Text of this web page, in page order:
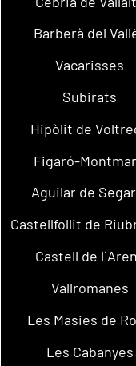
Barberà del
Vacarisses
Subirats
Hipòlit de
Figaró-
Aguilar de
Castellfollit de
Castell de
Vallromanes
Les Masies de
Les Cabanyes